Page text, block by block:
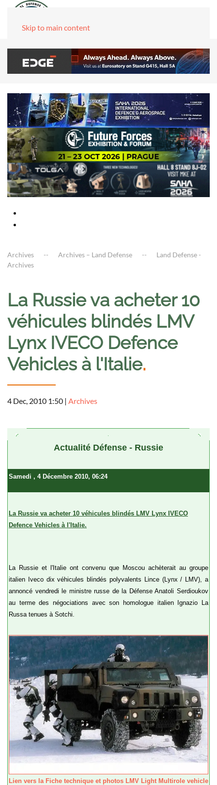
Skip to main content
Archives Archives – Land Defense
Land Defense -
Archives
La Russie va acheter 10
véhicules blindés LMV
Lynx IVECO Defence
Vehicles à l'Italie.
4 Dec, 2010 1:50 | Archives
Actualité Défense - Russie
Samedi , 4 Décembre 2010, 06:24
La Russie va acheter 10 véhicules blindés LMV Lynx IVECO
Defence Vehicles à l'Italie.
La Russie et l'Italie ont convenu que Moscou achèterait au groupe
italien Iveco dix véhicules blindés polyvalents Lince (Lynx / LMV), a
annoncé vendredi le ministre russe de la Défense Anatoli Serdioukov
au terme des négociations avec son homologue italien Ignazio La
Russa tenues à Sotchi.
Lien vers la Fiche technique et photos LMV Light Multirole vehicle